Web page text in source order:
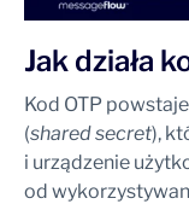
Jak działa
Kod OTP
(shared secret),
i urządzenie
od